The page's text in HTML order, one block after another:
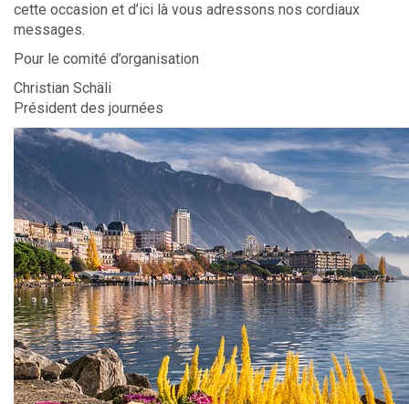
cette occasion et d’ici là vous adressons nos cordiaux
messages.
Pour le comité d’organisation
Christian Schäli
Président des journées